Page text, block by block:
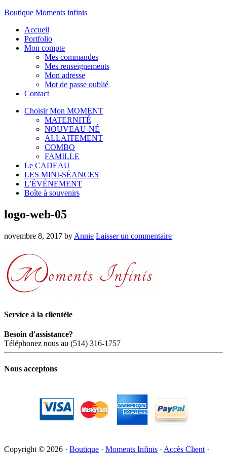
Boutique Moments infinis
Accueil
Portfolio
Mon compte
Mes commandes
Mes renseignements
Mon adresse
Mot de passe oublié
Contact
Choisir Mon MOMENT
MATERNITÉ
NOUVEAU-NÉ
ALLAITEMENT
COMBO
FAMILLE
Le CADEAU
LES MINI-SÉANCES
L’ÉVÈNEMENT
Boîte à souvenirs
logo-web-05
novembre 8, 2017 by Annie Laisser un commentaire
Service à la clientèle
Besoin d'assistance?
Téléphonez nous au (514) 316-1757
Nous acceptons
Copyright © 2026 · Boutique · Moments Infinis · Accès Client ·